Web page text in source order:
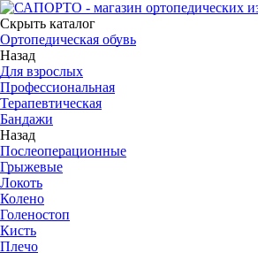
Скрыть каталог
Ортопедическая обувь
Назад
Для взрослых
Профессиональная
Терапевтическая
Бандажи
Назад
Послеоперационные
Грыжевые
Локоть
Колено
Голеностоп
Кисть
Плечо